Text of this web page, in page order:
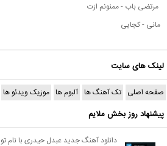
مرتضی باب - ممنونم ازت
مانی - کجایی
لینک های سایت
صفحه اصلی تک آهنگ ها آلبوم ها موزیک ویدئو ها
پیشنهاد روز بخش ملایم
دانلود آهنگ جدید عبدل حیدری با نام تو